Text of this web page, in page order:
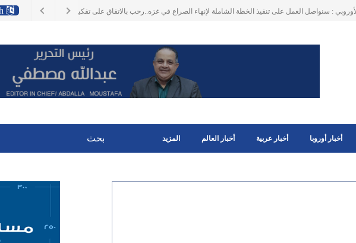
الارهابية و استغلال الذكاء الاصطناعي والمنصات الرقمية .. الأمم المتحدة: تنظيم داعش لا يزال يشكل تهديدا
أخبار أوروبا أخبار عربية أخبار العالم المزيد